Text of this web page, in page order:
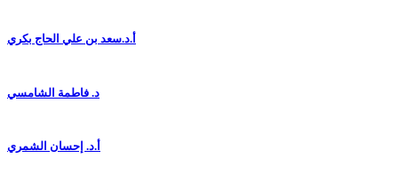
أ.د.سعد بن علي الحاج بكري
د. فاطمة الشامسي
أ.د. إحسان الشمري